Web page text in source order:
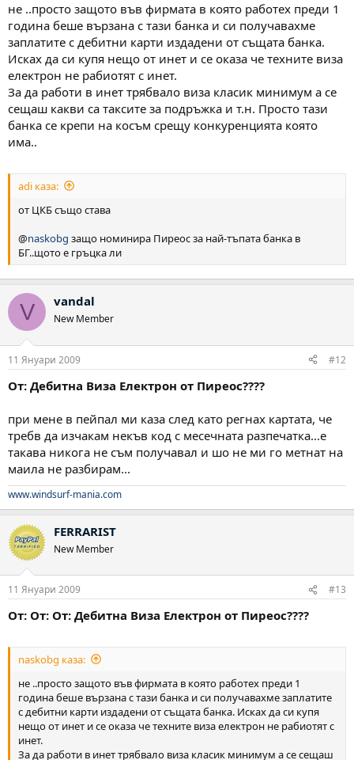
не ..просто защото във фирмата в която работех преди 1
година беше вързана с тази банка и си получавахме
заплатите с дебитни карти издадени от същата банка.
Исках да си купя нещо от инет и се оказа че техните виза
електрон не рабиотят с инет.
За да работи в инет трябвало виза класик минимум а се
сещаш какви са таксите за подръжка и т.н. Просто тази
банка се крепи на косъм срещу конкуренцията която
има..
adi каза:
от ЦКБ също става
@naskobg защо номинира Пиреос за най-тъпата банка в
БГ..щото е гръцка ли
V vandal
New Member
11 Януари 2009 #12
От: Дебитна Виза Електрон от Пиреос????
при мене в пейпал ми каза след като регнах картата, че
требв да изчакам некъв код с месечната разпечатка...е
такава никога не съм получавал и шо не ми го метнат на
маила не разбирам...
www.windsurf-mania.com
FERRARIST
New Member
11 Януари 2009 #13
От: От: От: Дебитна Виза Електрон от Пиреос????
naskobg каза:
не ..просто защото във фирмата в която работех преди 1
година беше вързана с тази банка и си получавахме заплатите
с дебитни карти издадени от същата банка. Исках да си купя
нещо от инет и се оказа че техните виза електрон не рабиотят с
инет.
За да работи в инет трябвало виза класик минимум а се сещаш